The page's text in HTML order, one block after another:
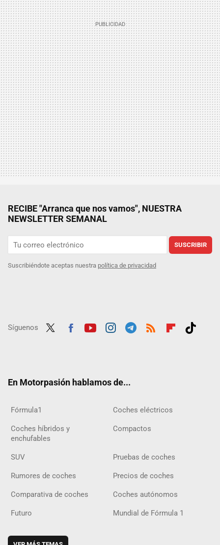
RECIBE "Arranca que nos vamos", NUESTRA
NEWSLETTER SEMANAL
SUSCRIBIR
Suscribiéndote aceptas nuestra política de privacidad
Síguenos
En Motorpasión hablamos de...
Fórmula1 Coches eléctricos
Coches híbridos y
enchufables
Compactos
SUV Pruebas de coches
Rumores de coches Precios de coches
Comparativa de coches Coches autónomos
Futuro Mundial de Fórmula 1